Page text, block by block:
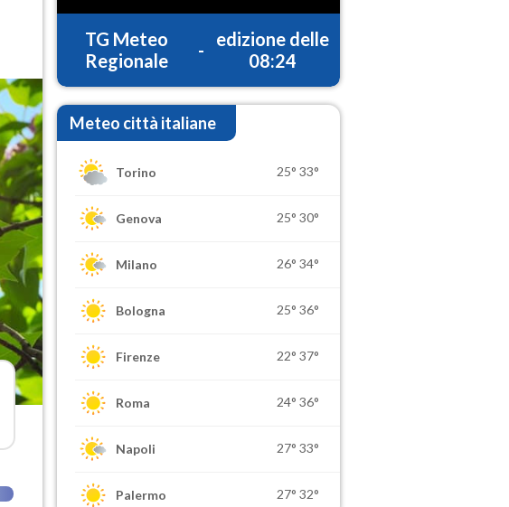
TG Meteo
Regionale
-
edizione delle
08:24
Meteo città italiane
Torino 25° 33°
Genova 25° 30°
Milano 26° 34°
Bologna 25° 36°
Firenze 22° 37°
Roma 24° 36°
Napoli 27° 33°
Palermo 27° 32°